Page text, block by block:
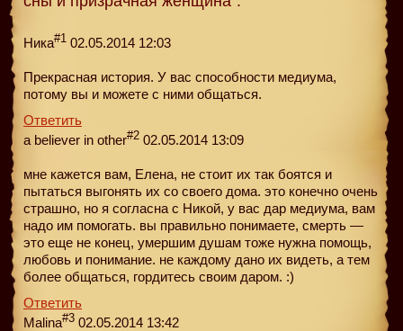
Ника#1 02.05.2014 12:03
Прекрасная история. У вас способности медиума,
потому вы и можете с ними общаться.
Ответить
a believer in other#2 02.05.2014 13:09
мне кажется вам, Елена, не стоит их так боятся и
пытаться выгонять их со своего дома. это конечно очень
страшно, но я согласна с Никой, у вас дар медиума, вам
надо им помогать. вы правильно понимаете, смерть —
это еще не конец, умершим душам тоже нужна помощь,
любовь и понимание. не каждому дано их видеть, а тем
более общаться, гордитесь своим даром. :)
Ответить
Malina#3 02.05.2014 13:42